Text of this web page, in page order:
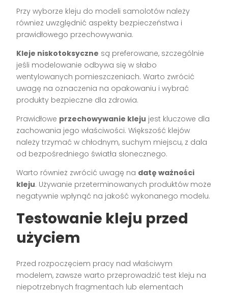
Przy wyborze kleju do modeli samolotów należy
również uwzględnić aspekty bezpieczeństwa i
prawidłowego przechowywania.
Kleje niskotoksyczne są preferowane, szczególnie
jeśli modelowanie odbywa się w słabo
wentylowanych pomieszczeniach. Warto zwrócić
uwagę na oznaczenia na opakowaniu i wybrać
produkty bezpieczne dla zdrowia.
Prawidłowe przechowywanie kleju jest kluczowe dla
zachowania jego właściwości. Większość klejów
należy trzymać w chłodnym, suchym miejscu, z dala
od bezpośredniego światła słonecznego.
Warto również zwrócić uwagę na datę ważności
kleju. Używanie przeterminowanych produktów może
negatywnie wpłynąć na jakość wykonanego modelu.
Testowanie kleju przed
użyciem
Przed rozpoczęciem pracy nad właściwym
modelem, zawsze warto przeprowadzić test kleju na
niepotrzebnych fragmentach lub elementach